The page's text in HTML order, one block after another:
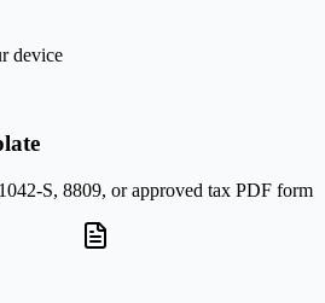
device
S, 8809, or approved tax PDF form